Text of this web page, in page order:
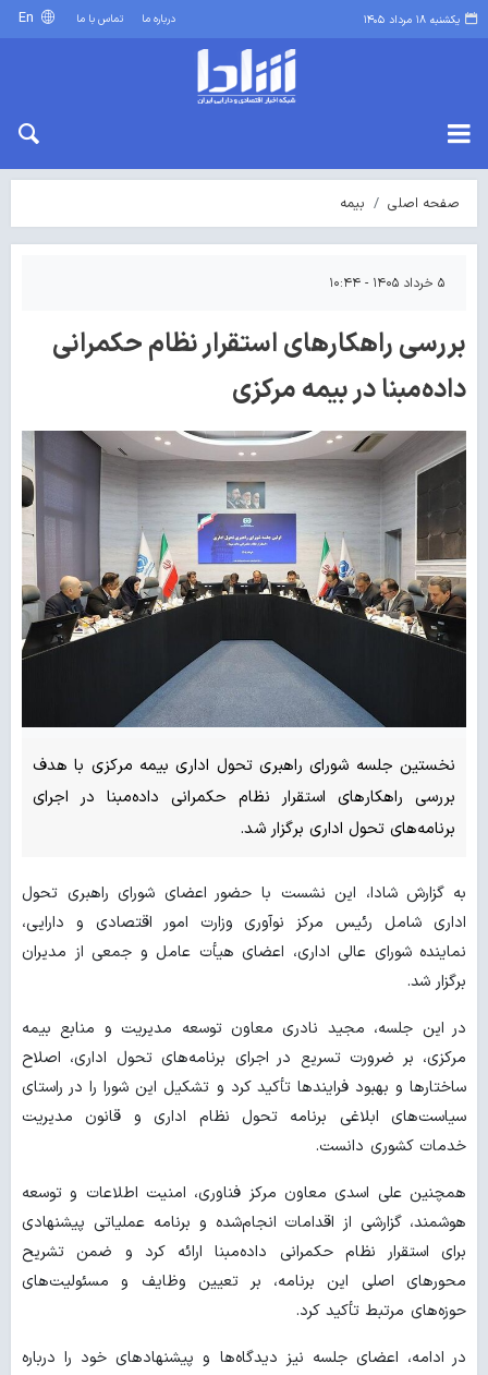
یکشنبه ۱۸ مرداد ۱۴۰۵ درباره ما تماس با ما
صفحه اصلی بیمه
۵ خرداد ۱۴۰۵ - ۱۰:۴۴
بررسی راهکارهای استقرار نظام حکمرانی
داده‌مبنا در بیمه مرکزی
نخستین جلسه شورای راهبری تحول اداری بیمه مرکزی با هدف
بررسی راهکارهای استقرار نظام حکمرانی داده‌مبنا در اجرای
برنامه‌های تحول اداری برگزار شد.
به گزارش شادا، این نشست با حضور اعضای شورای راهبری تحول
اداری شامل رئیس مرکز نوآوری وزارت امور اقتصادی و دارایی،
نماینده شورای عالی اداری، اعضای هیأت عامل و جمعی از مدیران
برگزار شد.
در این جلسه، مجید نادری معاون توسعه مدیریت و منابع بیمه
مرکزی، بر ضرورت تسریع در اجرای برنامه‌های تحول اداری، اصلاح
ساختارها و بهبود فرایندها تأکید کرد و تشکیل این شورا را در راستای
سیاست‌های ابلاغی برنامه تحول نظام اداری و قانون مدیریت
خدمات کشوری دانست.
همچنین علی اسدی معاون مرکز فناوری، امنیت اطلاعات و توسعه
هوشمند، گزارشی از اقدامات انجام‌شده و برنامه عملیاتی پیشنهادی
برای استقرار نظام حکمرانی داده‌مبنا ارائه کرد و ضمن تشریح
محورهای اصلی این برنامه، بر تعیین وظایف و مسئولیت‌های
حوزه‌های مرتبط تأکید کرد.
در ادامه، اعضای جلسه نیز دیدگاه‌ها و پیشنهادهای خود را درباره